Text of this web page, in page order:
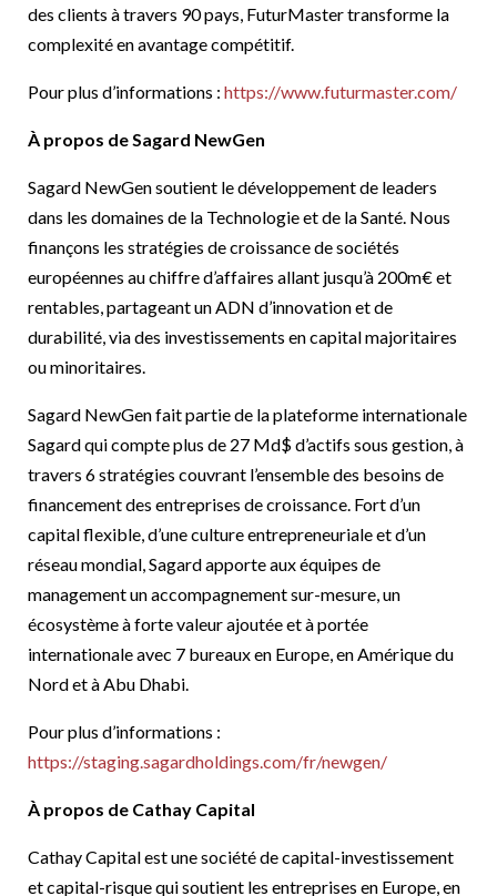
des clients à travers 90 pays, FuturMaster transforme la
complexité en avantage compétitif.
Pour plus d’informations : https://www.futurmaster.com/
À propos de Sagard NewGen
Sagard NewGen soutient le développement de leaders
dans les domaines de la Technologie et de la Santé. Nous
finançons les stratégies de croissance de sociétés
européennes au chiffre d’affaires allant jusqu’à 200m€ et
rentables, partageant un ADN d’innovation et de
durabilité, via des investissements en capital majoritaires
ou minoritaires.
Sagard NewGen fait partie de la plateforme internationale
Sagard qui compte plus de 27 Md$ d’actifs sous gestion, à
travers 6 stratégies couvrant l’ensemble des besoins de
financement des entreprises de croissance. Fort d’un
capital flexible, d’une culture entrepreneuriale et d’un
réseau mondial, Sagard apporte aux équipes de
management un accompagnement sur-mesure, un
écosystème à forte valeur ajoutée et à portée
internationale avec 7 bureaux en Europe, en Amérique du
Nord et à Abu Dhabi.
Pour plus d’informations :
https://staging.sagardholdings.com/fr/newgen/
À propos de Cathay Capital
Cathay Capital est une société de capital-investissement
et capital-risque qui soutient les entreprises en Europe, en